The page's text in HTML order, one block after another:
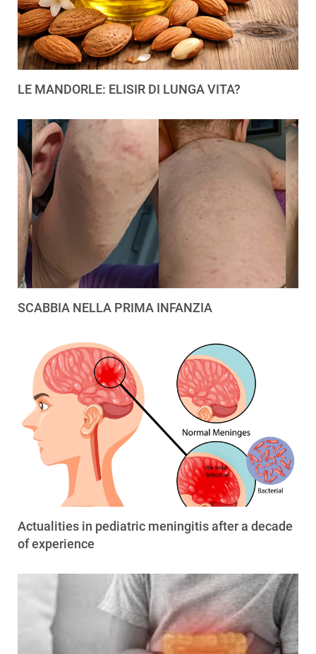
LE MANDORLE: ELISIR DI LUNGA VITA?
SCABBIA NELLA PRIMA INFANZIA
Actualities in pediatric meningitis after a decade
of experience